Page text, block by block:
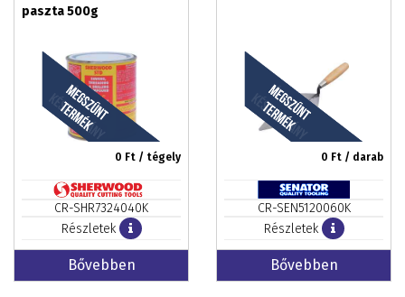
paszta 500g
0 Ft / tégely
CR-SHR7324040K
Részletek
Bővebben
0 Ft / darab
CR-SEN5120060K
Részletek
Bővebben